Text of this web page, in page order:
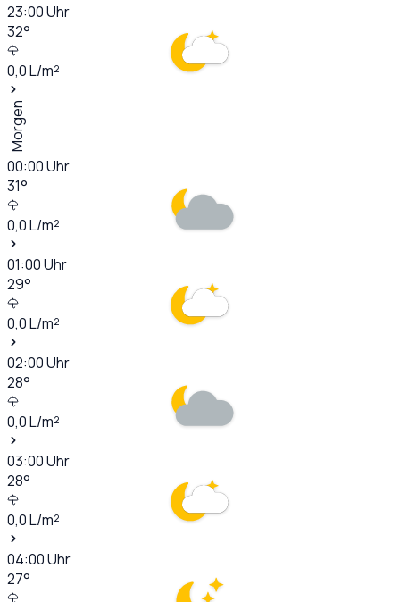
23:00Uhr
32°
0,0L/m²
Morgen
00:00Uhr
31°
0,0L/m²
01:00Uhr
29°
0,0L/m²
02:00Uhr
28°
0,0L/m²
03:00Uhr
28°
0,0L/m²
04:00Uhr
27°